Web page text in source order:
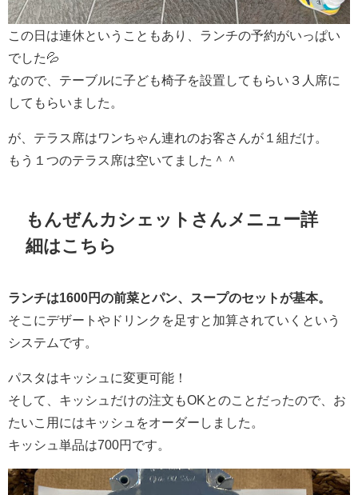
この日は連休ということもあり、ランチの予約がいっぱい
でした💦
なので、テーブルに子ども椅子を設置してもらい３人席に
してもらいました。
が、テラス席はワンちゃん連れのお客さんが１組だけ。
もう１つのテラス席は空いてました＾＾
もんぜんカシェットさんメニュー詳
細はこちら
ランチは1600円の前菜とパン、スープのセットが基本。
そこにデザートやドリンクを足すと加算されていくという
システムです。
パスタはキッシュに変更可能！
そして、キッシュだけの注文もOKとのことだったので、お
たいこ用にはキッシュをオーダーしました。
キッシュ単品は700円です。